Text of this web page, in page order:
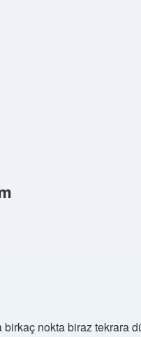
birkaç nokta biraz tekrara